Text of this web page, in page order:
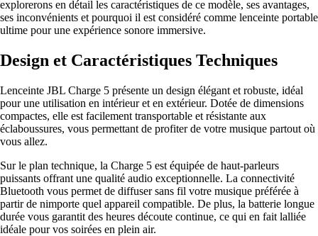
explorerons en détail les caractéristiques de ce modèle, ses avantages,
ses inconvénients et pourquoi il est considéré comme lenceinte portable
ultime pour une expérience sonore immersive.
Design et Caractéristiques Techniques
Lenceinte JBL Charge 5 présente un design élégant et robuste, idéal
pour une utilisation en intérieur et en extérieur. Dotée de dimensions
compactes, elle est facilement transportable et résistante aux
éclaboussures, vous permettant de profiter de votre musique partout où
vous allez.
Sur le plan technique, la Charge 5 est équipée de haut-parleurs
puissants offrant une qualité audio exceptionnelle. La connectivité
Bluetooth vous permet de diffuser sans fil votre musique préférée à
partir de nimporte quel appareil compatible. De plus, la batterie longue
durée vous garantit des heures découte continue, ce qui en fait lalliée
idéale pour vos soirées en plein air.